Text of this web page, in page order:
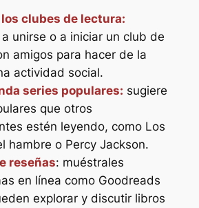
los clubes de lectura:
unirse o a iniciar un club de
amigos para hacer de la
actividad social.
series populares: sugiere
que otros
estén leyendo, como Los
hambre o Percy Jackson.
reseñas: muéstrales
en línea como Goodreads
explorar y discutir libros